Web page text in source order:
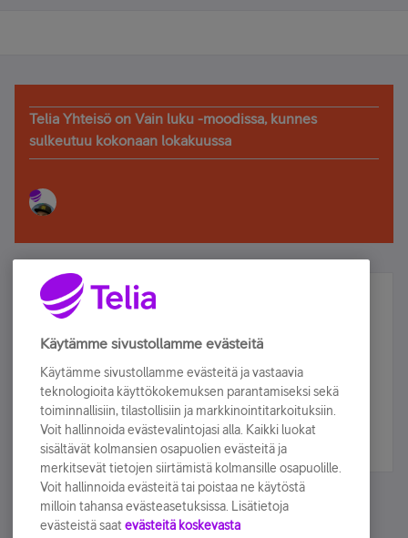
Telia Yhteisö on Vain luku -moodissa, kunnes
sulkeutuu kokonaan lokakuussa
Älä jää paitsi – osallistu ja voita!
Tilaa Telian uutiskirje ja olet mukana arvonnassa.
sähköpostiisi.
Tilaa nyt
Käytämme sivustollamme evästeitä
Käytämme sivustollamme evästeitä ja vastaavia
teknologioita käyttökokemuksen parantamiseksi sekä
toiminnallisiin, tilastollisiin ja markkinointitarkoituksiin.
Voit hallinnoida evästevalintojasi alla. Kaikki luokat
sisältävät kolmansien osapuolien evästeitä ja
merkitsevät tietojen siirtämistä kolmansille osapuolille.
Voit hallinnoida evästeitä tai poistaa ne käytöstä
milloin tahansa evästeasetuksissa. Lisätietoja
evästeistä saat evästeitä koskevasta